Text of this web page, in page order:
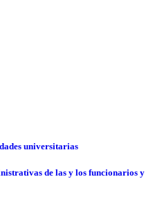
universitarias
de las y los funcionarios y